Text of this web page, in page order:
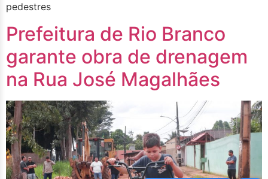
pedestres
Prefeitura de Rio Branco
garante obra de drenagem
na Rua José Magalhães